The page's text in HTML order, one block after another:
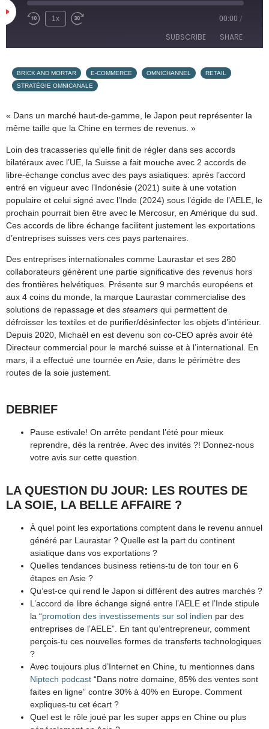
1x 00:00 /
SUBSCRIBE SHARE
Apple Podcasts Google Podcasts
Overcast
Spotify
RSS FEED
SHARE
EMBED
BRICK AND MORTAR E-COMMERCE OMNICHANNEL RETAIL
STRATÉGIE OMNICANALE
« Dans un marché haut-de-gamme, le Japon peut représenter la
même taille que la Chine en termes de revenus. »
Loin des tracasseries qu’elle finit de régler dans ses accords
bilatéraux avec l’UE, la Suisse a fait mouche avec 2 accords de
libre-échange conclus avec des pays asiatiques: après l’accord
entré en vigueur avec l’Indonésie (2021) suite à une votation
populaire et celui signé avec l’Inde (2024) sous l’égide de l’AELE, le
prochain pourrait bien être avec le Mercosur, en Amérique du sud.
Ces accords de libre échange facilitent justement les exportations
d’entreprises suisses vers ces pays partenaires.
Des entreprises internationales comme Laurastar et ses 280
collaborateurs génèrent une partie significative des revenus hors
des frontières helvétiques. Présente sur 9 marchés européens et
aux 4 coins du monde, la marque Laurastar commercialise des
solutions de repassage et des steamers qui permettent de
défroisser les textiles et de purifier/désinfecter les objets d’intérieur.
Depuis 2020, Michaël en est devenu son co-CEO après avoir été
Directeur commercial pour le marché suisse et à l’international. En
mars, il a effectué une tournée en Asie, dans le périmètre des
routes de la soie justement.
DEBRIEF
Pause estivale! On arrête pendant l’été pour mieux
reprendre, dès la rentrée. Avec des invités ?! Donnez-nous
votre avis sur cette question.
LA QUESTION DU JOUR: LES ROUTES DE
LA SOIE, LA BELLE AFFAIRE ?
À quel point les exportations comptent dans le revenu annuel
généré par Laurastar ? Quelle est la part du continent
asiatique dans vos exportations ?
Quelles tendances business retiens-tu de ton tour en 6
étapes en Asie ?
Qu’est-ce qui rend le Japon si différent des autres marchés ?
L’accord de libre échange signé entre l’AELE et l’Inde stipule
la “promotion des investissements sur sol indien par des
entreprises de l’AELE”. En tant qu’entrepreneur, comment
perçois-tu ces nouvelles formes de transferts technologiques
?
Avec toujours plus d’Internet en Chine, tu mentionnes dans
Niptech podcast “Dans notre domaine, 85% des ventes sont
faites en ligne” contre 30% à 40% en Europe. Comment
expliques-tu cet écart ?
Quel est le rôle joué par les super apps en Chine ou plus